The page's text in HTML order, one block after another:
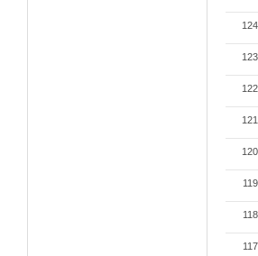
124
123
122
121
120
119
118
117